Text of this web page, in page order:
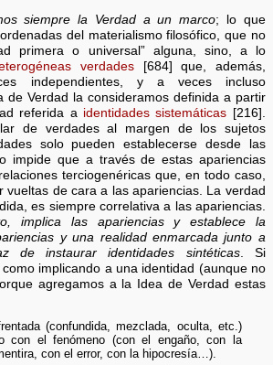
siempre la Verdad a un marco; lo que
del materialismo filosófico, que no
primera o universal” alguna, sino, a lo
verdades[684] que, además,
independientes, y a veces incluso
de Verdad la consideramos definida a partir
referida a identidades sistemáticas [216].
de verdades al margen de los sujetos
solo pueden establecerse desde las
impide que a través de estas apariencias
terciogenéricas que, en todo caso,
vueltas de cara a las apariencias. La verdad
es siempre correlativa a las apariencias.
implica las apariencias y establece la
y una realidad enmarcada junto a
de instaurar identidades sintéticas. Si
implicando a una identidad (aunque no
agregamos a la Idea de Verdad estas
(confundida, mezclada, oculta, etc.)
con el fenómeno (con el engaño, con la
con el error, con la hipocresía…).